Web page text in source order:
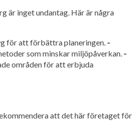
är inget undantag. Här är några
för att förbättra planeringen. -
som minskar miljöpåverkan. -
områden för att erbjuda
att det här företaget för